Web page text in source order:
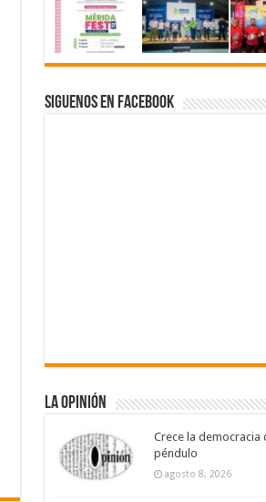
Siguenos en Facebook
La Opinión
Crece la democracia
péndulo
agosto 8, 2026